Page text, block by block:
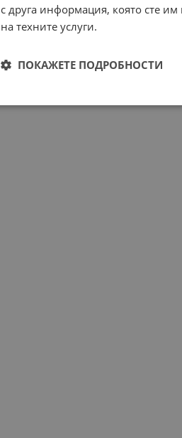
с друга информация, която сте
на техните услуги.
ПОКАЖЕТЕ ПОДРОБНОСТИ